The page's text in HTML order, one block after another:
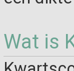
Wat is